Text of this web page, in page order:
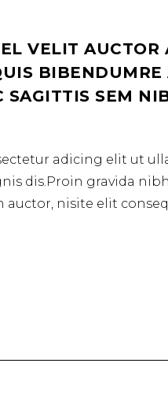
VELIT AUCTOR
BIBENDUMRE
SAGITTIS SEM
adicing elit ut
dis.Proin gravida
nisite elit